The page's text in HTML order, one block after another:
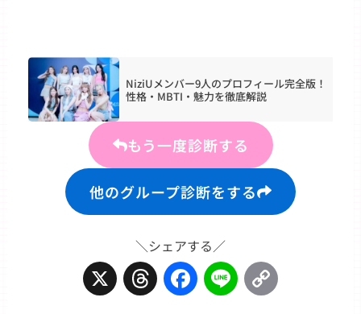
NiziUメンバー9人のプロフィール完全版！
性格・MBTI・魅力を徹底解説
もう一度診断する
他のグループ診断をする
＼シェアする／
X
ThreadsFacebook
Line